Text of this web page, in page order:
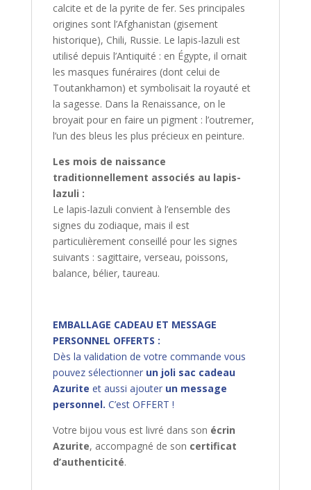
calcite et de la pyrite de fer. Ses principales
origines sont l’Afghanistan (gisement
historique), Chili, Russie. Le lapis-lazuli est
utilisé depuis l’Antiquité : en Égypte, il ornait
les masques funéraires (dont celui de
Toutankhamon) et symbolisait la royauté et
la sagesse. Dans la Renaissance, on le
broyait pour en faire un pigment : l’outremer,
l’un des bleus les plus précieux en peinture.
Les mois de naissance
traditionnellement associés au lapis-
lazuli :
Le lapis-lazuli convient à l’ensemble des
signes du zodiaque, mais il est
particulièrement conseillé pour les signes
suivants : sagittaire, verseau, poissons,
balance, bélier, taureau.
EMBALLAGE CADEAU ET MESSAGE
PERSONNEL OFFERTS :
Dès la validation de votre commande vous
pouvez sélectionner un joli sac cadeau
Azurite et aussi ajouter un message
personnel. C’est OFFERT !
Votre bijou vous est livré dans son écrin
Azurite, accompagné de son certificat
d’authenticité.